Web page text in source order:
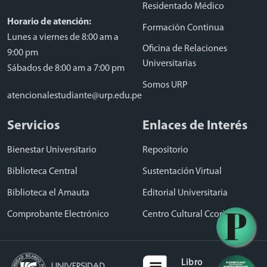
Horario de atención:
Lunes a viernes de 8:00 am a
9:00 pm
Sábados de 8:00 am a 7:00 pm
atencionalestudiante@urp.edu.pe
Residentado Médico
Formación Continua
Oficina de Relaciones
Universitarias
Somos URP
Servicios
Bienestar Universitario
Biblioteca Central
Biblioteca el Amauta
Comprobante Electrónico
Enlaces de Interés
Repositorio
Sustentación Virtual
Editorial Universitaria
Centro Cultural Ccori Wasi
Libro